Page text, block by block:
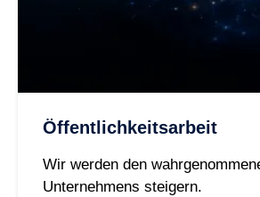
Öffentlichkeitsarbeit
Wir werden den
Unternehmens steigern.